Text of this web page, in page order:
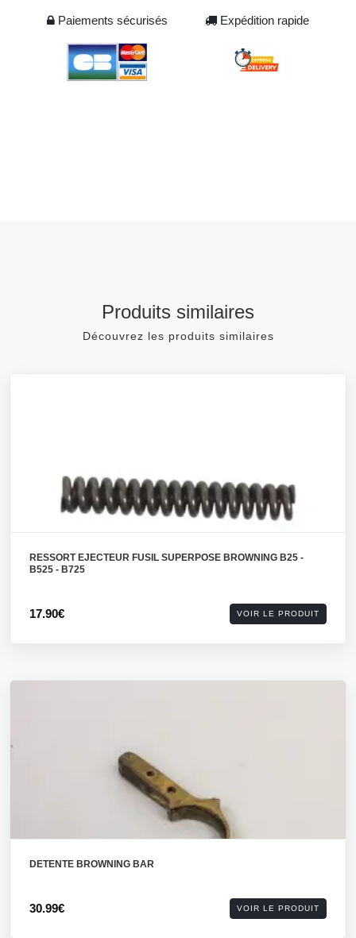
Paiements sécurisés Expédition rapide
Produits similaires
Découvrez les produits similaires
RESSORT EJECTEUR FUSIL SUPERPOSE BROWNING B25 -
B525 - B725
17.90€ VOIR LE PRODUIT
DETENTE BROWNING BAR
30.99€ VOIR LE PRODUIT